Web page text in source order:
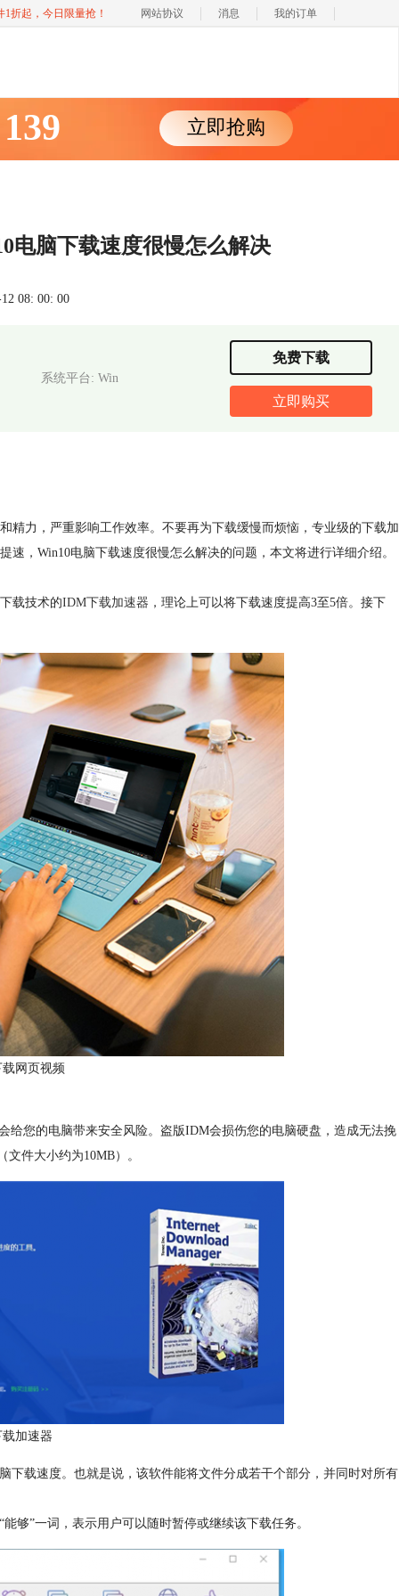
折起，今日限量抢！ 网站协议 消息 我的订单
139 立即抢购
电脑下载速度很慢怎么解决
08: 00: 00
系统平台: Win
免费下载
立即购买
精力，严重影响工作效率。不要再为下载缓慢而烦恼，专业级的下载加
，Win10电脑下载速度很慢怎么解决的问题，本文将进行详细介绍。
载技术的IDM下载加速器 ，理论上可以将下载速度提高3至5倍。接下
网页视频
给您的电脑带来安全风险。盗版IDM会损伤您的电脑硬盘，造成无法挽
件大小约为10MB）。
加速器
载速度。也就是说，该软件能将文件分成若干个部分，并同时对所有
够”一词，表示用户可以随时暂停或继续该下载任务。